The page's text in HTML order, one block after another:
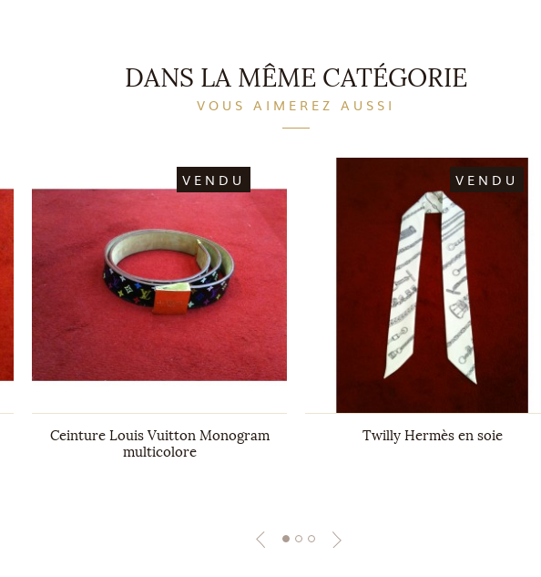
DANS LA MÊME CATÉGORIE
VOUS AIMEREZ AUSSI
VENDU
Ceinture Louis Vuitton Monogram
multicolore
VENDU
Twilly Hermès en soie